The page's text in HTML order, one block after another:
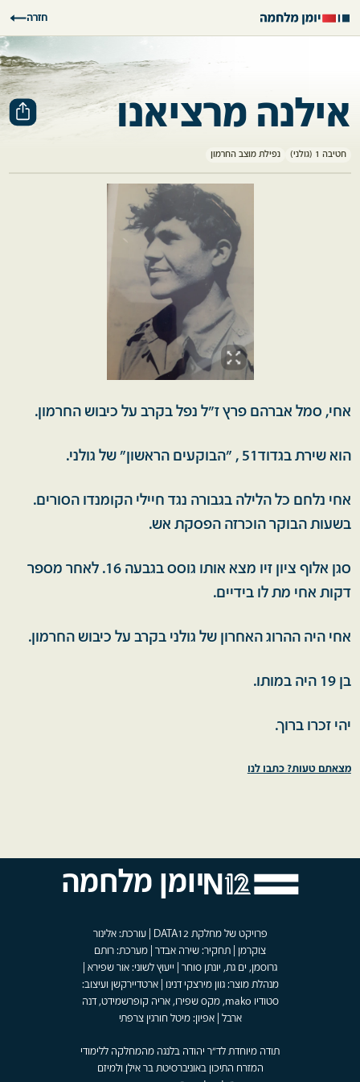
חזרה
אילנה מרציאנו
חטיבה 1 (גולני) נפילת מוצב החרמון
אחי, סמל אברהם פרץ ז"ל נפל בקרב על כיבוש החרמון.
הוא שירת בגדוד51 , "הבוקעים הראשון" של גולני.
אחי נלחם כל הלילה בגבורה נגד חיילי הקומנדו הסורים.
בשעות הבוקר הוכרזה הפסקת אש.
סגן אלוף ציון זיו מצא אותו גוסס בגבעה 16. לאחר מספר
דקות אחי מת לו בידיים.
אחי היה ההרוג האחרון של גולני בקרב על כיבוש החרמון.
בן 19 היה במותו.
יהי זכרו ברוך.
מצאתם טעות? כתבו לנו
יומן מלחמה
פרויקט של מחלקת DATA12 | עורכת: אלינור
צוקרמן | תחקיר: שירה אבדר | מערכת: רותם
גרוסמן, ים גת, יונתן סוחר | ייעוץ לשוני: אור שפירא |
מנהלת מוצר: גוון מירצקי דנינו | ארטדיירקשן ועיצוב:
סטודיו mako, מקס שפירו, אריה קופרשמידט, דנה
ארבל | אפיון: מיטל חורגין צרפתי
תודה מיוחדת לד"ר יהודה בלנגה מהמחלקה ללימודי
המזרח התיכון באוניברסיטת בר אילן ולמיזם